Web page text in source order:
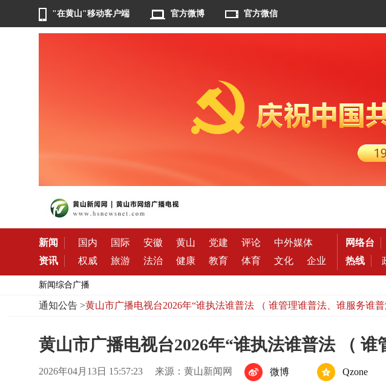
"在黄山"移动客户端 官方微博 官方微信
新闻 国内 国际 安徽 黄山 党建 评论
中外媒体
资讯
权威 旅游 法治 健康 教育 体育 文化 企业
网络台
热线
新闻综合广播
通知公告>黄山市广播电视台2026年“谁执法谁普法 （ 谁管理谁普法、谁服务谁
黄山市广播电视台2026年“谁执法谁普法 （
2026年04月13日 15:57:23 来源：黄山新闻网 微博 Qzone